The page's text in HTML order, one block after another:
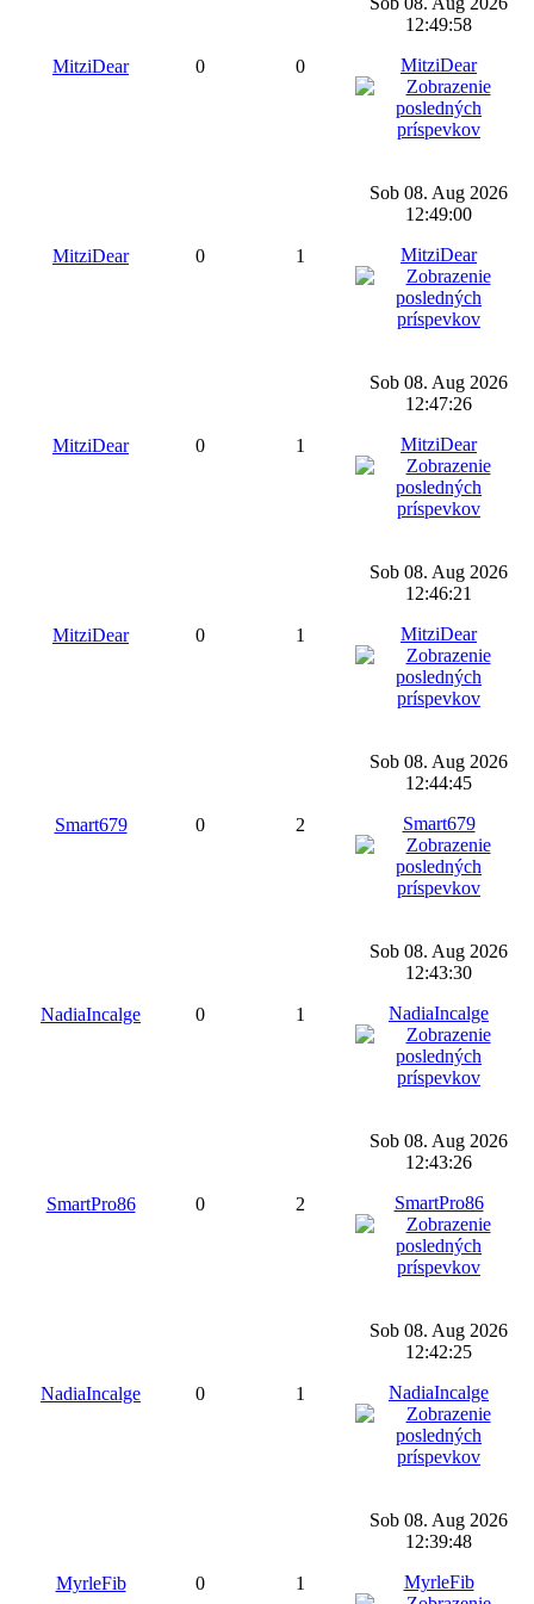
MitziDear 0 0
12:49:58
MitziDear
MitziDear 0 1
Sob 08. Aug 2026
12:49:00
MitziDear
MitziDear 0 1
Sob 08. Aug 2026
12:47:26
MitziDear
MitziDear 0 1
Sob 08. Aug 2026
12:46:21
MitziDear
Smart679 0 2
Sob 08. Aug 2026
12:44:45
Smart679
NadiaIncalge 0 1
Sob 08. Aug 2026
12:43:30
NadiaIncalge
SmartPro86 0 2
Sob 08. Aug 2026
12:43:26
SmartPro86
NadiaIncalge 0 1
Sob 08. Aug 2026
12:42:25
NadiaIncalge
MyrleFib 0 1
Sob 08. Aug 2026
12:39:48
MyrleFib